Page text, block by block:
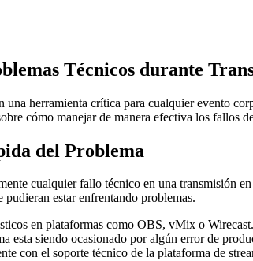
Técnicos durante
una herramienta crítica para cualquier evento
cómo manejar de manera efectiva los fallos
del Problema
cualquier fallo técnico en una transmisión
pudieran estar enfrentando problemas.
en plataformas como OBS, vMix o Wirecast.
esta siendo ocasionado por algún error de
con el soporte técnico de la plataforma de